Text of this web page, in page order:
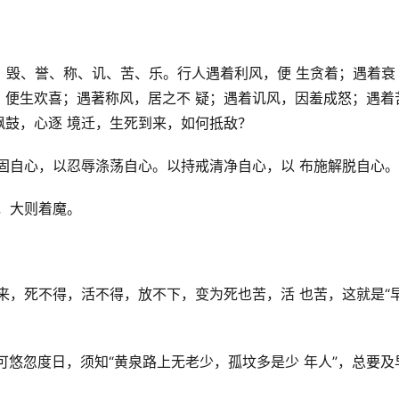
、誉、称、讥、苦、乐。行人遇着利风，便 生贪着；遇着衰
便生欢喜；遇著称风，居之不 疑；遇着讥风，因羞成怒；遇着
，心逐 境迁，生死到来，如何抵敌？
心，以忍辱涤荡自心。以持戒清净自心，以 布施解脱自心。
则着魔。
死不得，活不得，放不下，变为死也苦，活 也苦，这就是“
忽度日，须知“黄泉路上无老少，孤坟多是少 年人”，总要及